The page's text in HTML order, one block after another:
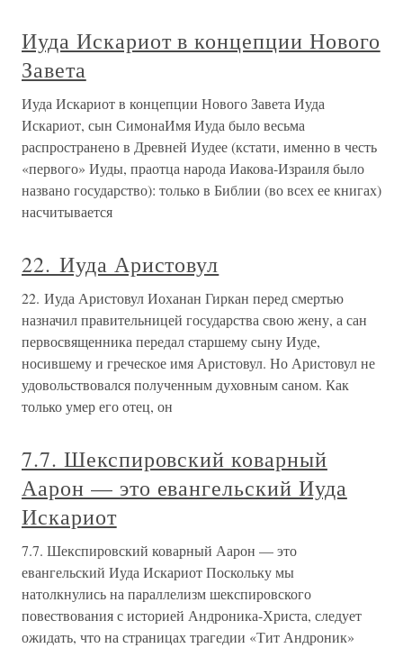
Иуда Искариот в концепции Нового
Завета
Иуда Искариот в концепции Нового Завета Иуда
Искариот, сын СимонаИмя Иуда было весьма
распространено в Древней Иудее (кстати, именно в честь
«первого» Иуды, праотца народа Иакова-Израиля было
названо государство): только в Библии (во всех ее книгах)
насчитывается
22. Иуда Аристовул
22. Иуда Аристовул Иоханан Гиркан перед смертью
назначил правительницей государства свою жену, а сан
первосвященника передал старшему сыну Иуде,
носившему и греческое имя Аристовул. Но Аристовул не
удовольствовался полученным духовным саном. Как
только умер его отец, он
7.7. Шекспировский коварный
Аарон — это евангельский Иуда
Искариот
7.7. Шекспировский коварный Аарон — это
евангельский Иуда Искариот Поскольку мы
натолкнулись на параллелизм шекспировского
повествования с историей Андроника-Христа, следует
ожидать, что на страницах трагедии «Тит Андроник»